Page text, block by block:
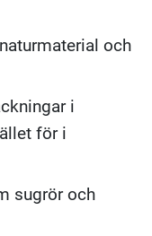
och
i
för i
sugrör och